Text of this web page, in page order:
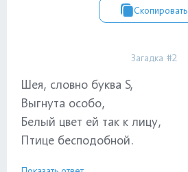
Скопировать
Загадка #2
Шея, словно буква S,
Выгнута особо,
Белый цвет ей так к лицу,
Птице бесподобной.